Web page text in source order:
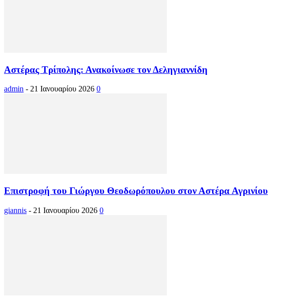
Αστέρας Τρίπολης: Ανακοίνωσε τον Δεληγιαννίδη
admin - 21 Ιανουαρίου 2026 0
Επιστροφή του Γιώργου Θεοδωρόπουλου στον Αστέρα Αγρινίου
giannis - 21 Ιανουαρίου 2026 0